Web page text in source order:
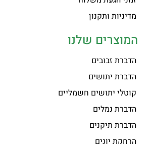
מדיניות ותקנון
המוצרים שלנו
הדברת זבובים
הדברת יתושים
קוטלי יתושים חשמליים
הדברת נמלים
הדברת תיקנים
הרחקת יונים